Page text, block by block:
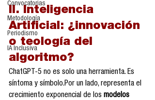
Convocatorias
Metodología
Periodismo
IA Inclusiva
II. Inteligencia
Artificial: ¿innovación
o teología del
algoritmo?
ChatGPT-5 no es solo una herramienta. Es
síntoma y símbolo.Por un lado, representa el
crecimiento exponencial de los modelos